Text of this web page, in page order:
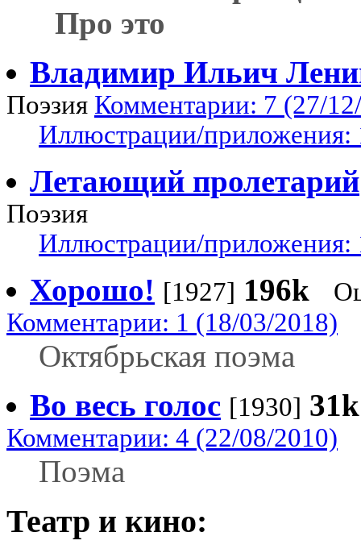
Про это
Владимир Ильич
Поэзия Комментарии: 7 (27/
Иллюстрации/приложения:
Летающий пролетарий
Поэзия
Иллюстрации/приложения:
Хорошо! [1927] 196k
Комментарии: 1 (18/03/2018)
Октябрьская поэма
Во весь голос [1930] 31k
Комментарии: 4 (22/08/2010)
Поэма
Театр и кино: